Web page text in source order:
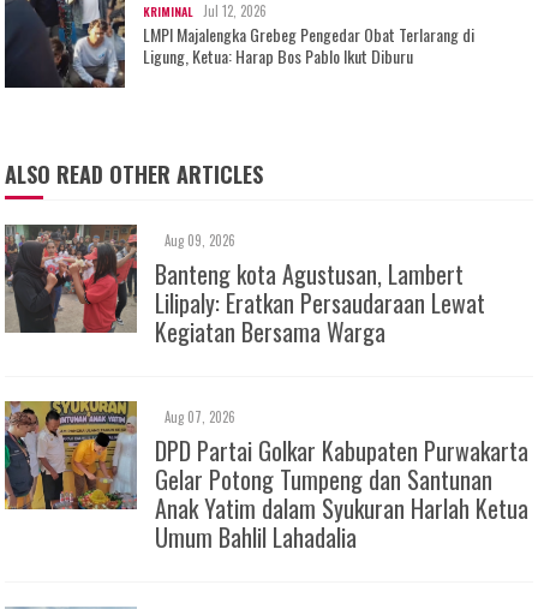
KRIMINAL Jul 12, 2026
LMPI Majalengka Grebeg Pengedar Obat Terlarang di
Ligung, Ketua: Harap Bos Pablo Ikut Diburu
ALSO READ OTHER ARTICLES
Aug 09, 2026
Banteng kota Agustusan, Lambert
Lilipaly: Eratkan Persaudaraan Lewat
Kegiatan Bersama Warga
Aug 07, 2026
DPD Partai Golkar Kabupaten Purwakarta
Gelar Potong Tumpeng dan Santunan
Anak Yatim dalam Syukuran Harlah Ketua
Umum Bahlil Lahadalia